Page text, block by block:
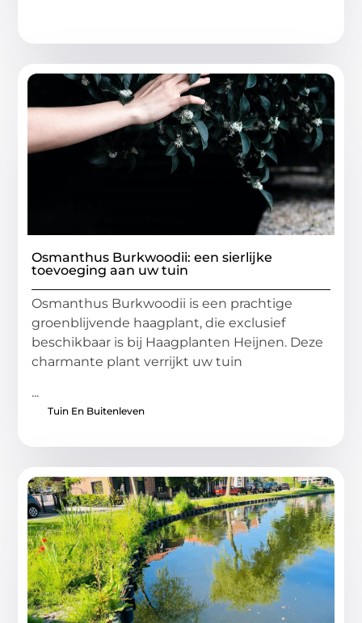
Osmanthus Burkwoodii: een sierlijke
toevoeging aan uw tuin
Osmanthus Burkwoodii is een prachtige
groenblijvende haagplant, die exclusief
beschikbaar is bij Haagplanten Heijnen. Deze
charmante plant verrijkt uw tuin
...
Tuin En Buitenleven